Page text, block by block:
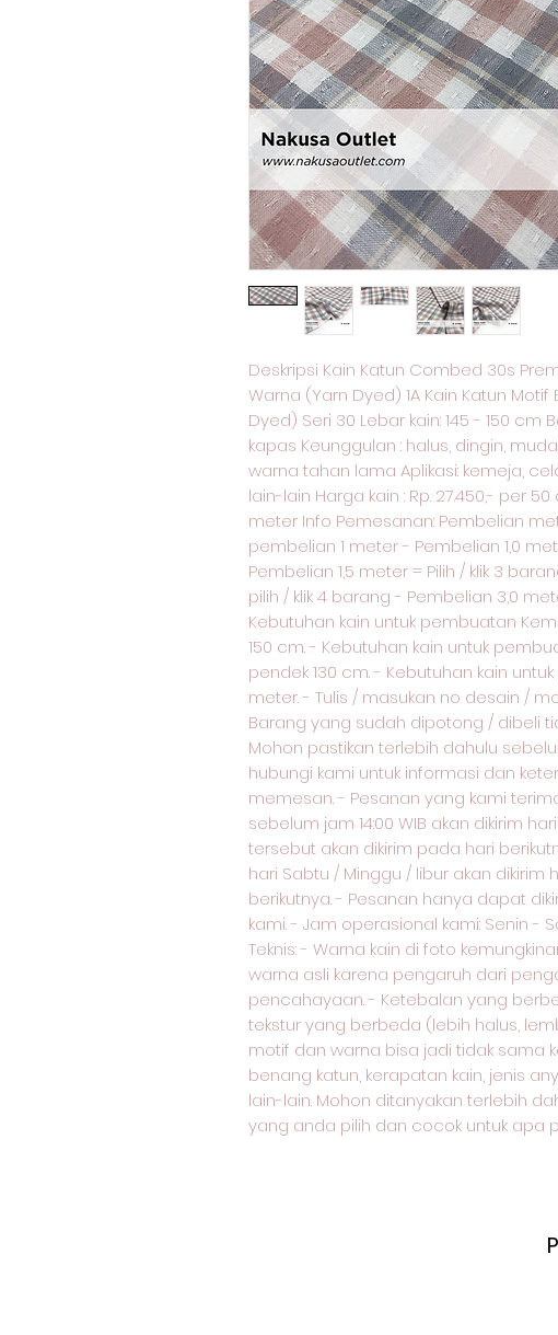
Deskripsi Kain Katun Combed 30s
Warna (Yarn Dyed) 1A Kain Katun
Dyed) Seri 30 Lebar kain: 145 - 150 cm
kapas Keunggulan : halus, dingin,
warna tahan lama Aplikasi: kemeja,
lain-lain Harga kain : Rp. 27.450,- per
meter Info Pemesanan: Pembelian
pembelian 1 meter - Pembelian 1,0
Pembelian 1,5 meter = Pilih / klik 3
pilih / klik 4 barang - Pembelian 3,0
Kebutuhan kain untuk pembuatan
150 cm. - Kebutuhan kain untuk
pendek 130 cm. - Kebutuhan kain
meter. - Tulis / masukan no desain /
Barang yang sudah dipotong / dibeli
Mohon pastikan terlebih dahulu
hubungi kami untuk informasi dan
memesan. - Pesanan yang kami
sebelum jam 14:00 WIB akan dikirim
tersebut akan dikirim pada hari
hari Sabtu / Minggu / libur akan dikirim
berikutnya. - Pesanan hanya dapat
kami. - Jam operasional kami: Senin -
Teknis: - Warna kain di foto
warna asli karena pengaruh dari
pencahayaan. - Ketebalan yang
tekstur yang berbeda (lebih halus,
motif dan warna bisa jadi tidak sama
benang katun, kerapatan kain, jenis
lain-lain. Mohon ditanyakan terlebih
yang anda pilih dan cocok untuk apa